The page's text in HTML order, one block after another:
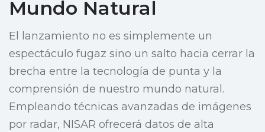
Mundo Natural
El lanzamiento no es simplemente un
espectáculo fugaz sino un salto hacia cerrar la
brecha entre la tecnología de punta y la
comprensión de nuestro mundo natural.
Empleando técnicas avanzadas de imágenes
por radar, NISAR ofrecerá datos de alta